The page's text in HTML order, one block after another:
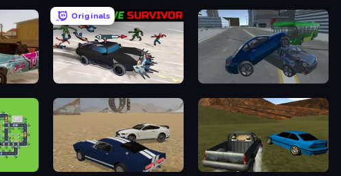
Originals
Zombie Drive Survivor Offroader V6
Crazy Stunt Cars RCC Stunt Cars